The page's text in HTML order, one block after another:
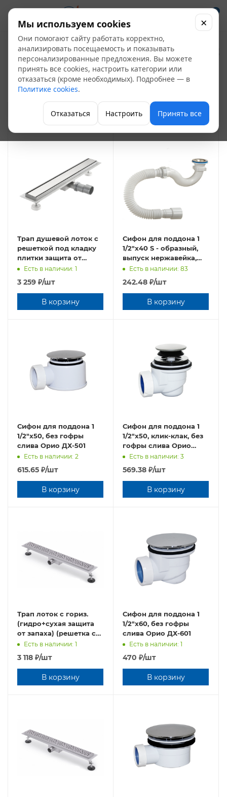
0
Трапы и душевые
лотки
11
Канализация и системы слива
ФИЛЬТР
Трап душевой лоток с
решеткой под кладку
плитки защита от
запаха:(сухой
+гидрозатвор) (70*500
мм) TIM BAD455002
Есть в наличии: 1
3 259 ₽/шт
В корзину
Сифон для поддона 1
1/2"х40 S - образный,
выпуск нержавейка,
гофра слива 40х40/50
Орио А-42589
Есть в наличии: 83
242.48 ₽/шт
В корзину
Сифон для поддона 1
1/2"х50, без гофры
слива Орио ДХ-501
Есть в наличии: 2
615.65 ₽/шт
В корзину
Сифон для поддона 1
1/2"х50, клик-клак, без
гофры слива Орио
ДХ-521
Есть в наличии: 3
569.38 ₽/шт
В корзину
Трап лоток с гориз.
(гидро+сухая защита
от запаха) (решетка с
круг. ячейкой) 55см
(BAD415502)
Есть в наличии: 1
3 118 ₽/шт
В корзину
Сифон для поддона 1
1/2"х60, без гофры
слива Орио ДХ-601
Есть в наличии: 1
470 ₽/шт
В корзину
Мы используем cookies
Они помогают сайту работать корректно,
анализировать посещаемость и показывать
персонализированные предложения. Вы можете
принять все cookies, настроить категории или
отказаться (кроме необходимых). Подробнее — в
Политике cookies.
Отказаться Настроить Принять все
×